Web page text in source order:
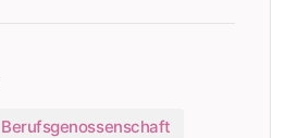
Berufsgenossenschaft